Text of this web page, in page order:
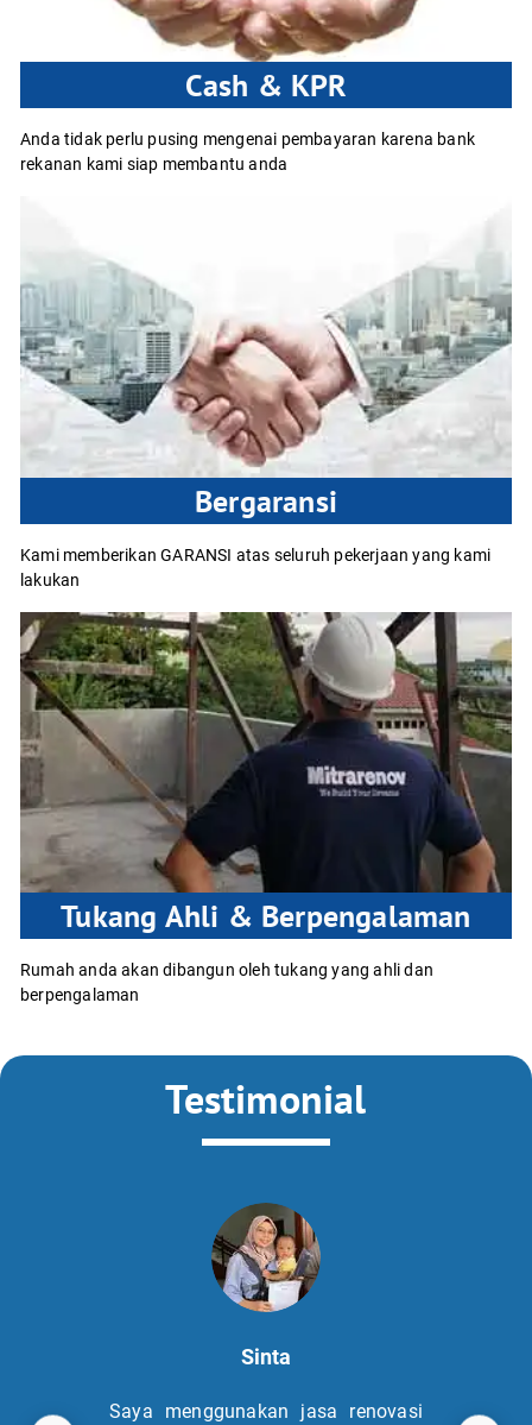
Cash & KPR
Anda tidak perlu pusing mengenai pembayaran karena bank
rekanan kami siap membantu anda
Bergaransi
Kami memberikan GARANSI atas seluruh pekerjaan yang kami
lakukan
Tukang Ahli & Berpengalaman
Rumah anda akan dibangun oleh tukang yang ahli dan
berpengalaman
Testimonial
Sinta
Saya menggunakan jasa renovasi